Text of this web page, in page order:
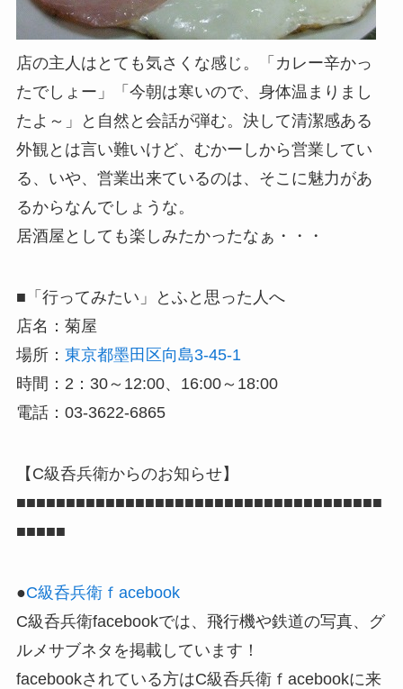
店の主人はとても気さくな感じ。「カレー辛かっ
たでしょー」「今朝は寒いので、身体温まりまし
たよ～」と自然と会話が弾む。決して清潔感ある
外観とは言い難いけど、むかーしから営業してい
る、いや、営業出来ているのは、そこに魅力があ
るからなんでしょうな。
居酒屋としても楽しみたかったなぁ・・・
■「行ってみたい」とふと思った人へ
店名：菊屋
場所： 東京都墨田区向島3-45-1
時間：2：30～12:00、16:00～18:00
電話：03-3622-6865
【C級呑兵衛からのお知らせ】
■■■■■■■■■■■■■■■■■■■■■■■■■■■■■■■■■■■■■
■■■■■
●C級呑兵衛ｆacebook
C級呑兵衛facebookでは、飛行機や鉄道の写真、グ
ルメサブネタを掲載しています！
facebookされている方はC級呑兵衛ｆacebookに来